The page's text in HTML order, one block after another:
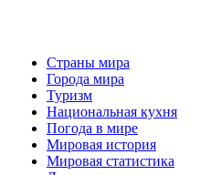
Страны мира
Города мира
Туризм
Национальная кухня
Погода в мире
Мировая история
Мировая статистика